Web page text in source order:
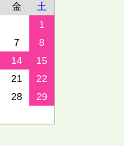
金
土
1
7
8
14
15
21
22
28
29